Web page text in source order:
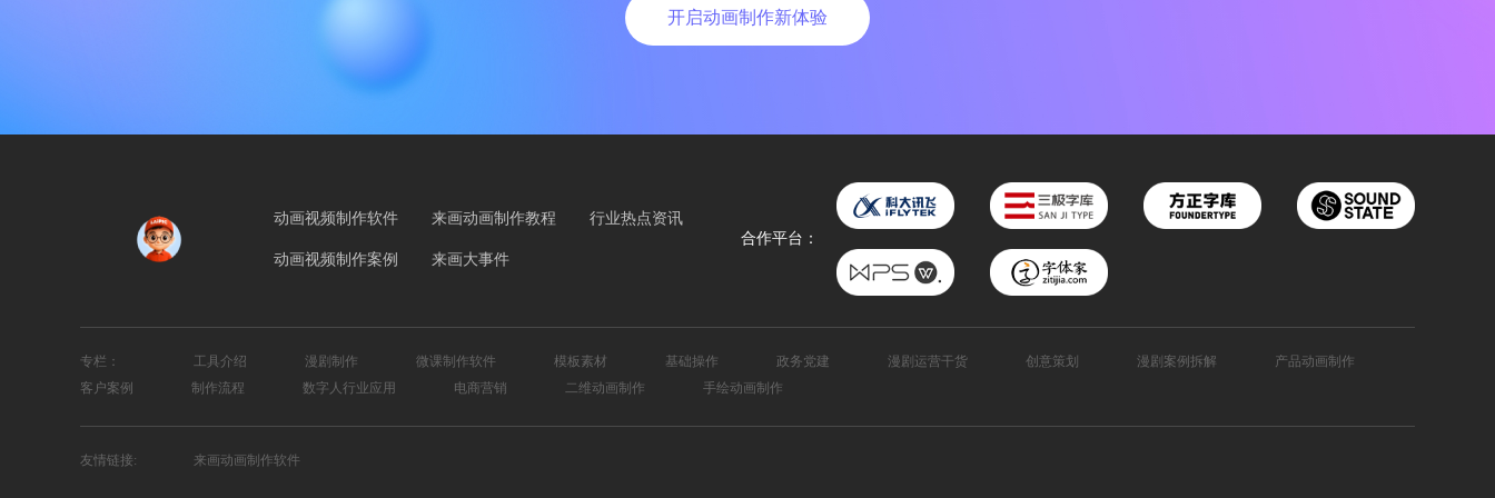
开启动画制作新体验
动画视频制作软件 来画动画制作教程 行业热点资讯
动画视频制作案例 来画大事件
合作平台：
专栏： 工具介绍 漫剧制作 微课制作软件 模板素材 基础操作 政务党建 漫剧运营干货 创意策划 漫剧案例拆解
产品动画制作
客户案例
制作流程 数字人行业应用 电商营销 二维动画制作 手绘动画制作
友情链接: 来画动画制作软件